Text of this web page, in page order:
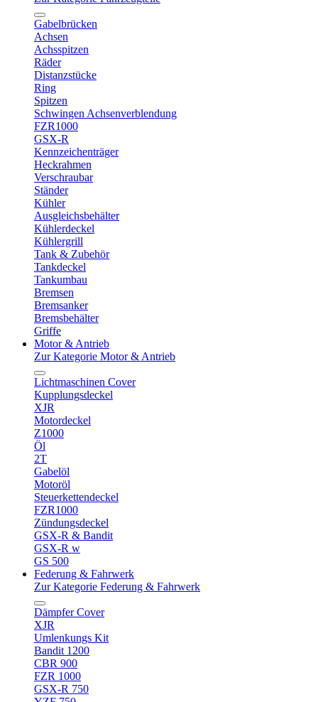
Gabelbrücken
Achsen
Achsspitzen
Räder
Distanzstücke
Ring
Spitzen
Schwingen Achsenverblendung
FZR1000
GSX-R
Kennzeichenträger
Heckrahmen
Verschraubar
Ständer
Kühler
Ausgleichsbehälter
Kühlerdeckel
Kühlergrill
Tank & Zubehör
Tankdeckel
Tankumbau
Bremsen
Bremsanker
Bremsbehälter
Griffe
Motor & Antrieb
Zur Kategorie Motor & Antrieb
Lichtmaschinen Cover
Kupplungsdeckel
XJR
Motordeckel
Z1000
Öl
2T
Gabelöl
Motoröl
Steuerkettendeckel
FZR1000
Zündungsdeckel
GSX-R & Bandit
GSX-R w
GS 500
Federung & Fahrwerk
Zur Kategorie Federung & Fahrwerk
Dämpfer Cover
XJR
Umlenkungs Kit
Bandit 1200
CBR 900
FZR 1000
GSX-R 750